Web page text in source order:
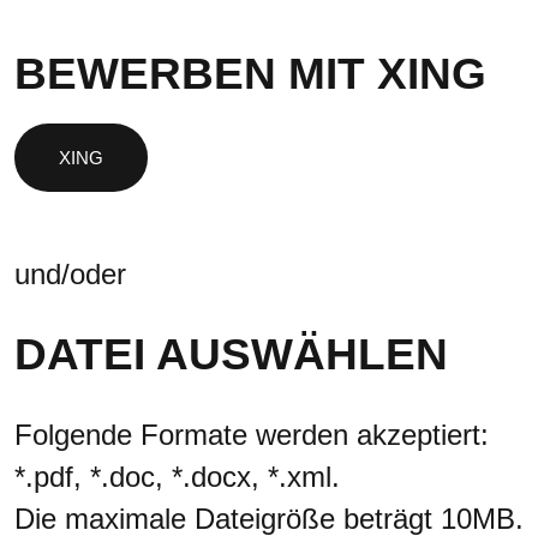
BEWERBEN MIT XING
und/oder
DATEI AUSWÄHLEN
Folgende Formate werden akzeptiert:
*.pdf, *.doc, *.docx, *.xml.
Die maximale Dateigröße beträgt 10MB.